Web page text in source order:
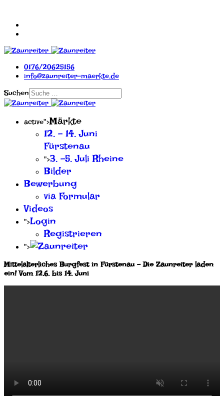
0176/20625156
info@zaunreiter-maerkte.de
Suchen
active">Märkte
12. - 14. Juni
Fürstenau
">3. -5. Juli Rheine
Bilder
Bewerbung
via Formular
Videos
">Login
Registrieren
">
Mittelalterliches Burgfest in Fürstenau – Die Zaunreiter laden
ein! Vom12.6. bis 14. Juni